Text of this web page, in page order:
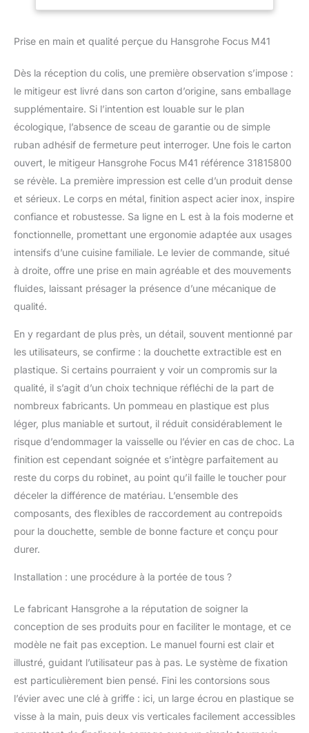
fruits et légumes Un
séduit par les lignes
pures et les contours
nets de ce mitigeur
rendent parfait dans tous
les environnements Deux
types de jets d’une
simple pression sur un
bouton : Le jet laminaire
remplit les casseroles en
un clin d’œil, tandis que
le jet de la douchette
nettoie les fruits et
légumes sans les abîmer
Nettoyage facile : Le
calcaire s’élimine sans
(QuickClean) Montage
aisé : se fixe sur les
flexibles G⅜, par des
DN15, nécessite un
perçage pour robinetterie
de 35 mm, convient aux
chauffe-eau instantanés
Acier inoxydable : finition
de qualité, très résistante
à l'usure et aux rayures,
grâce à un procédé
spécial (PVD)
Prise en main et qualité perçue du Hansgrohe Focus M41
Dès la réception du colis, une première observation s’impose :
le mitigeur est livré dans son carton d’origine, sans emballage
supplémentaire. Si l’intention est louable sur le plan
écologique, l’absence de sceau de garantie ou de simple
ruban adhésif de fermeture peut interroger. Une fois le carton
ouvert, le mitigeur Hansgrohe Focus M41 référence 31815800
se révèle. La première impression est celle d’un produit dense
et sérieux. Le corps en métal, finition aspect acier inox, inspire
confiance et robustesse. Sa ligne en L est à la fois moderne et
fonctionnelle, promettant une ergonomie adaptée aux usages
intensifs d’une cuisine familiale. Le levier de commande, situé
à droite, offre une prise en main agréable et des mouvements
fluides, laissant présager la présence d’une mécanique de
qualité.
En y regardant de plus près, un détail, souvent mentionné par
les utilisateurs, se confirme : la douchette extractible est en
plastique. Si certains pourraient y voir un compromis sur la
qualité, il s’agit d’un choix technique réfléchi de la part de
nombreux fabricants. Un pommeau en plastique est plus
léger, plus maniable et surtout, il réduit considérablement le
risque d’endommager la vaisselle ou l’évier en cas de choc. La
finition est cependant soignée et s’intègre parfaitement au
reste du corps du robinet, au point qu’il faille le toucher pour
déceler la différence de matériau. L’ensemble des
composants, des flexibles de raccordement au contrepoids
pour la douchette, semble de bonne facture et conçu pour
durer.
Installation : une procédure à la portée de tous ?
Le fabricant Hansgrohe a la réputation de soigner la
conception de ses produits pour en faciliter le montage, et ce
modèle ne fait pas exception. Le manuel fourni est clair et
illustré, guidant l’utilisateur pas à pas. Le système de fixation
est particulièrement bien pensé. Fini les contorsions sous
l’évier avec une clé à griffe : ici, un large écrou en plastique se
visse à la main, puis deux vis verticales facilement accessibles